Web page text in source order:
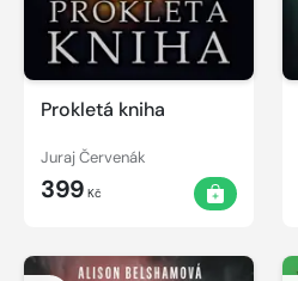
Prokletá kniha
Juraj Červenák
399 Kč